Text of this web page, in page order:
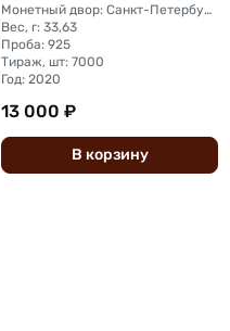
Монетный двор: Санкт-Петербургский (СПМД)
Вес, г: 33,63
Проба: 925
Тираж, шт: 7000
Год: 2020
13 000 ₽
В корзину